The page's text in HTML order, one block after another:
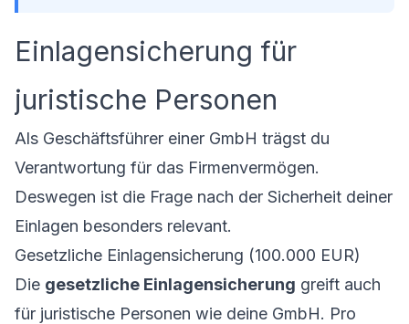
Einlagensicherung für
juristische Personen
Als Geschäftsführer einer GmbH trägst du
Verantwortung für das Firmenvermögen.
Deswegen ist die Frage nach der Sicherheit deiner
Einlagen besonders relevant.
Gesetzliche Einlagensicherung (100.000 EUR)
Die gesetzliche Einlagensicherung greift auch
für juristische Personen wie deine GmbH. Pro